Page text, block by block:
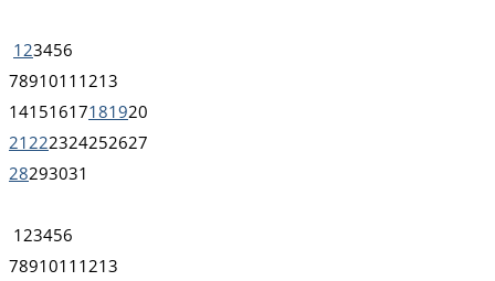
1 23456
7891011 1213
14151617181920
21 222324252627
28293031
1 23456
7891011 1213